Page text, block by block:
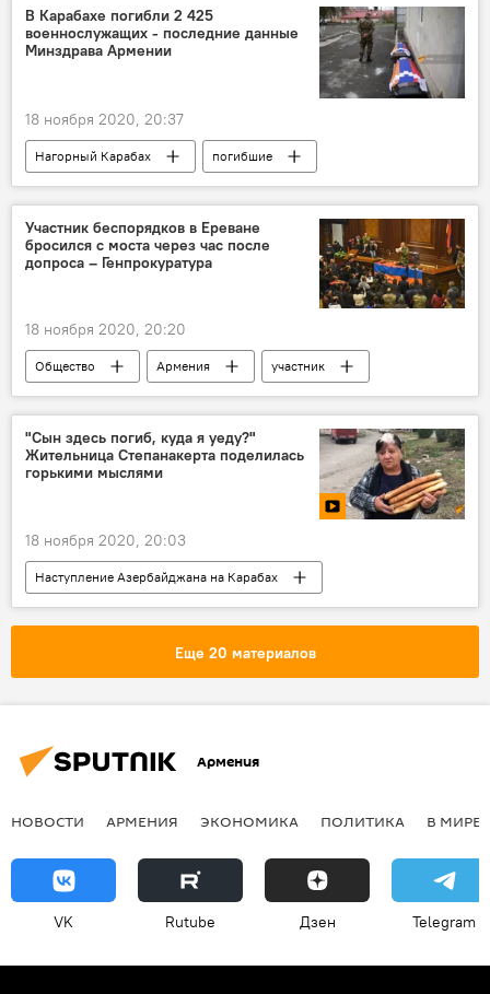
Трехстороннее заявление по Карабаху 09.11.2020
Лавров Сергей
МГ ОБСЕ усилия
В Карабахе погибли 2 425
военнослужащих - последние данные
Минздрава Армении
18 ноября 2020, 20:37
Нагорный Карабах
погибшие
военнослужащий
Участник беспорядков в Ереване
бросился с моста через час после
допроса – Генпрокуратура
18 ноября 2020, 20:20
Общество Армения
участник
Ереван
мост
допрос
Генпрокуратура
Новости Армения
Ситуация в Армении после подписания заявления по Карабаху
"Сын здесь погиб, куда я уеду?"
Жительница Степанакерта поделилась
горькими мыслями
18 ноября 2020, 20:03
Наступление Азербайджана на Карабах
Нагорный Карабах
Видео
Еще 20 материалов
Армения
НОВОСТИ АРМЕНИЯ ЭКОНОМИКА ПОЛИТИКА В МИРЕ
VK Rutube Дзен Telegram